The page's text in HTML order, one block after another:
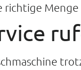
richtige